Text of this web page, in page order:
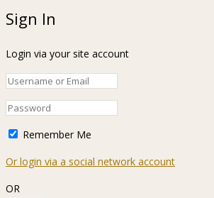
Sign In
Login via your site account
Remember Me
Or login via a social network account
OR